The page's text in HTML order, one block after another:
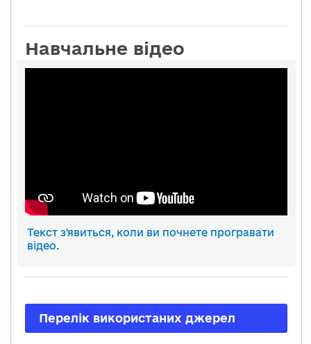
Навчальне відео
Текст з'явиться, коли ви почнете програвати
відео.
Перелік використаних джерел